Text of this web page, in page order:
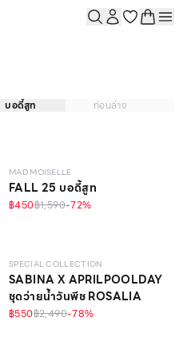
บอดี้สูท ท่อนล่าง
MAD MOISELLE
FALL 25 บอดี้สูท
฿450฿1,590-72%
SPECIAL COLLECTION
SABINA X APRILPOOLDAY
ชุดว่ายน้ำวันพีช ROSALIA
฿550฿2,490-78%